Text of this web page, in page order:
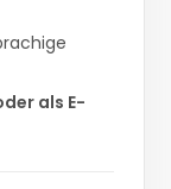
als E-